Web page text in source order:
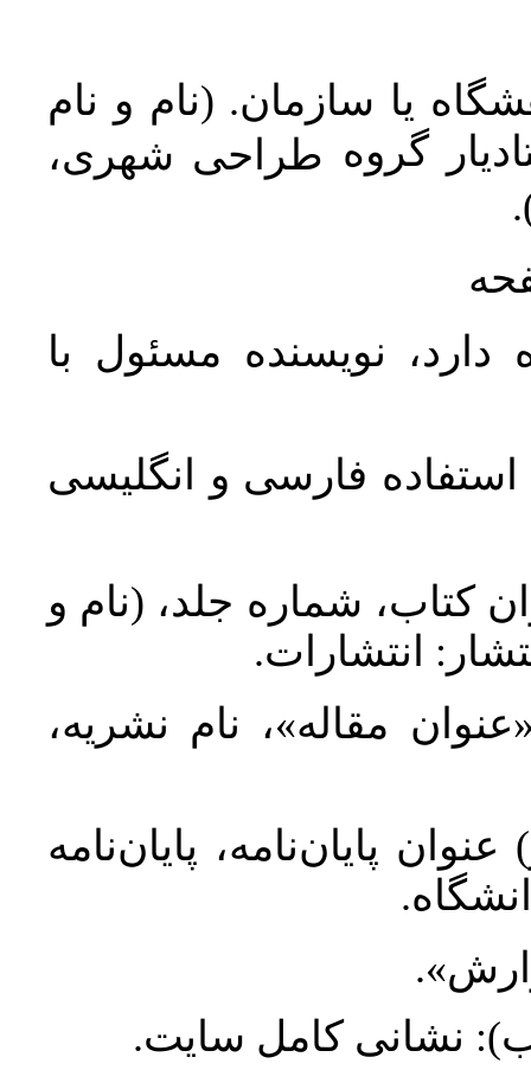
یا سازمان. (نام و نام
گروه طراحی شهری،
نویسنده مسئول با
استفاده فارسی و انگلیسی
کتاب، شماره جلد، (نام و
انتشارات.
مقاله»، نام نشریه،
پایان‌نامه، پایان‌نامه
نشانی کامل سایت.